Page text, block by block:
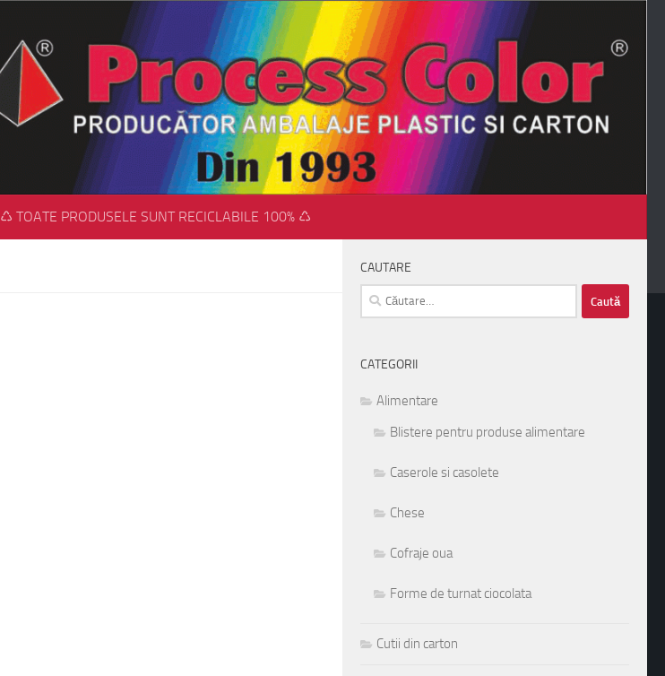
♺ TOATE PRODUSELE SUNT RECICLABILE 100% ♺
CAUTARE
Caută
după:
CATEGORII
Alimentare
Blistere pentru produse alimentare
Caserole si casolete
Chese
Cofraje oua
Forme de turnat ciocolata
Cutii din carton